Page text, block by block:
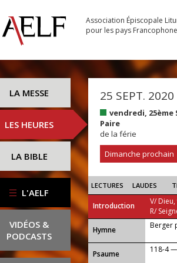
Association Épiscopale
pour les pays
LA MESSE
LES HEURES
LA BIBLE
L'AELF
VIDÉOS &
PODCASTS
25 SEPT. 2020
vendredi,
Paire
de la férie
Dimanche prochain
LECTURES LAUDES
Introduction
V/
R/
...
Hymne Berger
Psaume 118-4